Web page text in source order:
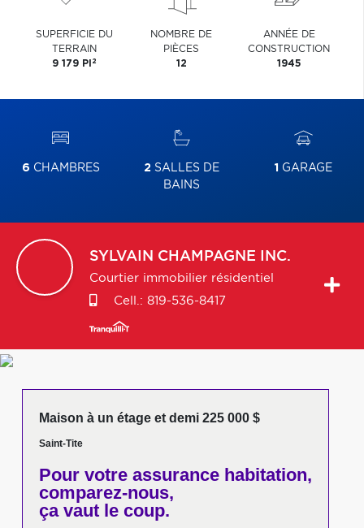
SUPERFICIE DU
TERRAIN
9 179 PI 2
NOMBRE DE
PIÈCES
12
ANNÉE DE
CONSTRUCTION
1945
6 CHAMBRES 2 SALLES DE
BAINS
1 GARAGE
SYLVAIN CHAMPAGNE INC.
Courtier immobilier résidentiel
Cell.: 819-536-8417
Maison à un étage et demi 225 000 $
Saint-Tite
Pour votreassurance habitation,
comparez-nous,
ça vaut le coup.